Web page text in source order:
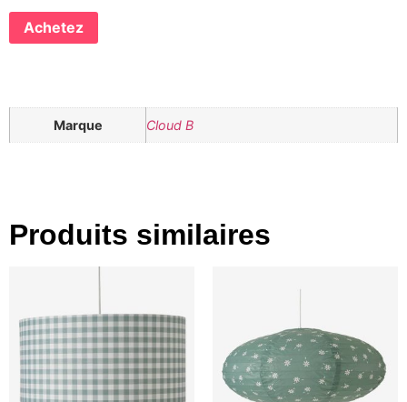
Achetez
Marque Cloud B
Produits similaires